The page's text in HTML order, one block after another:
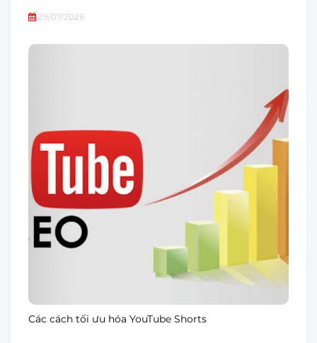
29/07/2026
Các cách tối ưu hóa YouTube Shorts